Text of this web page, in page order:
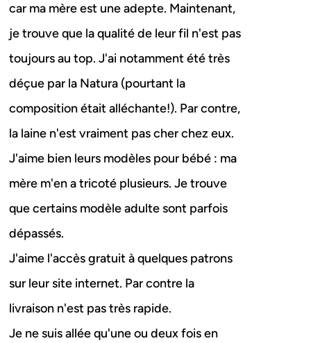
car ma mère est une adepte. Maintenant,
je trouve que la qualité de leur fil n'est pas
toujours au top. J'ai notamment été très
déçue par la Natura (pourtant la
composition était alléchante!). Par contre,
la laine n'est vraiment pas cher chez eux.
J'aime bien leurs modèles pour bébé : ma
mère m'en a tricoté plusieurs. Je trouve
que certains modèle adulte sont parfois
dépassés.
J'aime l'accès gratuit à quelques patrons
sur leur site internet. Par contre la
livraison n'est pas très rapide.
Je ne suis allée qu'une ou deux fois en